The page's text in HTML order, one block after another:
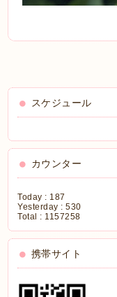
スケジュール
カウンター
Today : 187
Yesterday :530
Total : 1157258
携帯サイト